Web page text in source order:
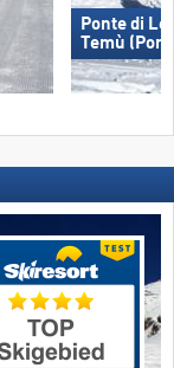
Ponte di
Temù